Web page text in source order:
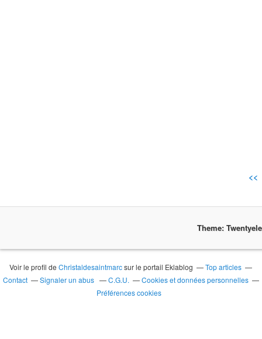
<<
Theme:
Voir le profil deChristaldesaintmarcsur le portail Eklablog
Top articles
Contact
Signaler un abus C.G.U.
Cookies et données personnelles
Préférences cookies